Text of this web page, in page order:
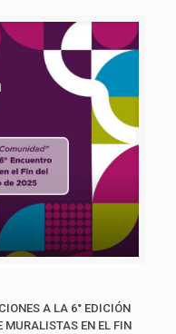
A LA 6° EDICIÓN
MURALISTAS EN EL FIN